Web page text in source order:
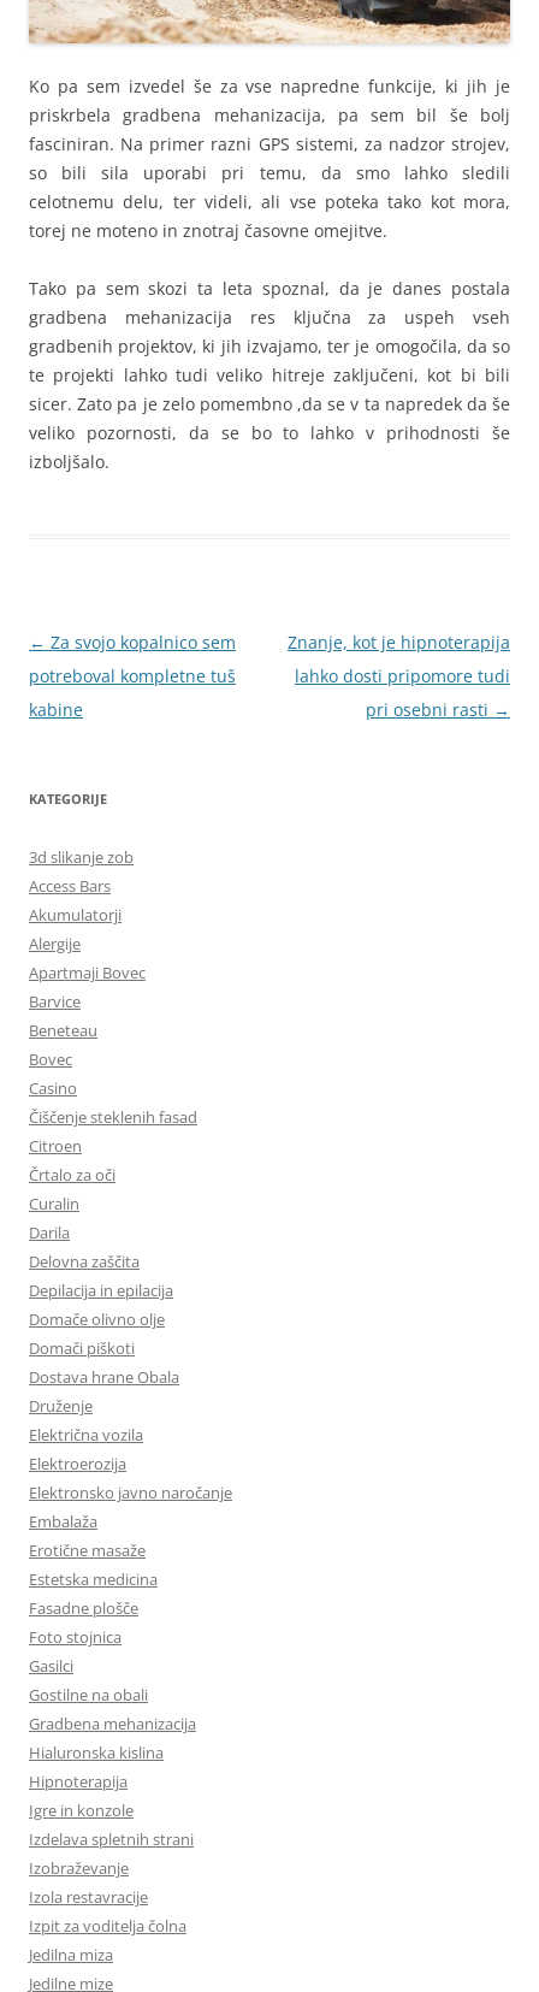
Ko pa sem izvedel še za vse napredne funkcije, ki jih je
priskrbela gradbena mehanizacija, pa sem bil še bolj
fasciniran. Na primer razni GPS sistemi, za nadzor strojev,
so bili sila uporabi pri temu, da smo lahko sledili
celotnemu delu, ter videli, ali vse poteka tako kot mora,
torej ne moteno in znotraj časovne omejitve.
Tako pa sem skozi ta leta spoznal, da je danes postala
gradbena mehanizacija res ključna za uspeh vseh
gradbenih projektov, ki jih izvajamo, ter je omogočila, da so
te projekti lahko tudi veliko hitreje zaključeni, kot bi bili
sicer. Zato pa je zelo pomembno ,da se v ta napredek da še
veliko pozornosti, da se bo to lahko v prihodnosti še
izboljšalo.
Krmarjenje
po
prispevkih
← Za svojo kopalnico sem
potreboval kompletne tuš
kabine
Znanje, kot je hipnoterapija
lahko dosti pripomore tudi
pri osebni rasti →
KATEGORIJE
3d slikanje zob
Access Bars
Akumulatorji
Alergije
Apartmaji Bovec
Barvice
Beneteau
Bovec
Casino
Čiščenje steklenih fasad
Citroen
Črtalo za oči
Curalin
Darila
Delovna zaščita
Depilacija in epilacija
Domače olivno olje
Domači piškoti
Dostava hrane Obala
Druženje
Električna vozila
Elektroerozija
Elektronsko javno naročanje
Embalaža
Erotične masaže
Estetska medicina
Fasadne plošče
Foto stojnica
Gasilci
Gostilne na obali
Gradbena mehanizacija
Hialuronska kislina
Hipnoterapija
Igre in konzole
Izdelava spletnih strani
Izobraževanje
Izola restavracije
Izpit za voditelja čolna
Jedilna miza
Jedilne mize